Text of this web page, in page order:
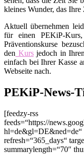
kleines Wunder, das
Aktuell übernehmen
für einen PEKiP-
Präventionskurse
den Kursjedoch in
einfach bei Ihrer Kasse
Webseite nach.
PEKiP-News-
[feedzy-rss
feeds=“https://
hl=de&gl=DE&ned=de“
refresh=“365_days“
summarylength=“70″